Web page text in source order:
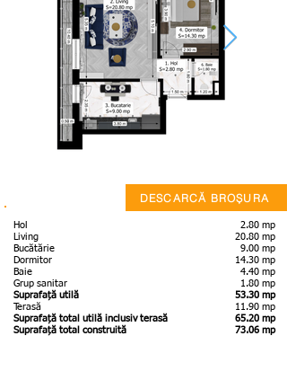
Hol
Living
Bucătărie
Dormitor
Baie
Grup sanitar
Suprafață utilă
Terasă
Suprafață total utilă inclusiv terasă
Suprafață total construită
2.80 mp
20.80 mp
9.00 mp
14.30 mp
4.40 mp
1.80 mp
53.30 mp
11.90 mp
65.20 mp
73.06 mp
DESCARCĂ BROȘURA